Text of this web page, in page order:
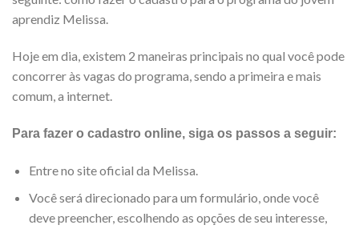
aprendiz Melissa.
Hoje em dia, existem 2 maneiras principais no qual você pode
concorrer às vagas do programa, sendo a primeira e mais
comum, a internet.
Para fazer o cadastro online, siga os passos a seguir:
Entre no site oficial da Melissa.
Você será direcionado para um formulário, onde você
deve preencher, escolhendo as opções de seu interesse,